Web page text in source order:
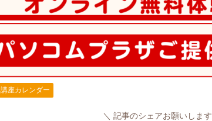
講座カレンダー
記事のシェアお願いします